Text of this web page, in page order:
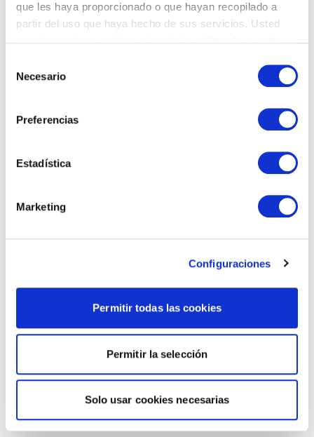
que les haya proporcionado o que hayan recopilado a
partir del uso que haya hecho de sus servicios. Usted
Necesario
Preferencias
Estadística
Marketing
Configuraciones
Permitir todas las cookies
Permitir la selección
Solo usar cookies necesarias